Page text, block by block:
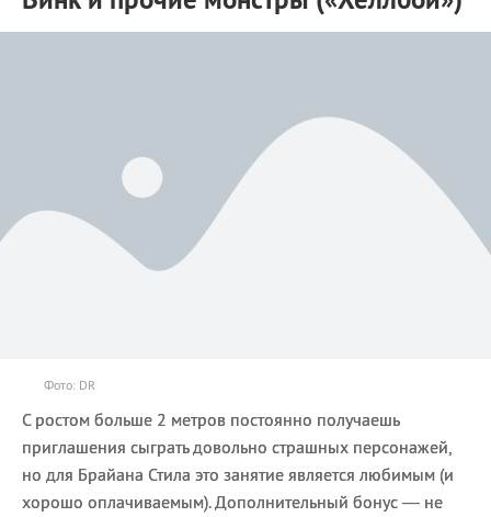
Фото: DR
С ростом больше 2 метров постоянно получаешь
приглашения сыграть довольно страшных персонажей,
но для Брайана Стила это занятие является любимым (и
хорошо оплачиваемым). Дополнительный бонус — не